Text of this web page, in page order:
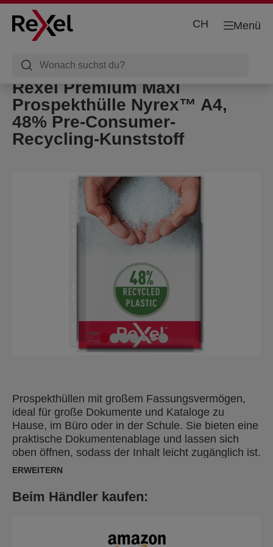
Menü
CH
Rexel Premium Maxi
Prospekthülle Nyrex™ A4,
48% Pre-Consumer-
Recycling-Kunststoff
Prospekthüllen mit großem Fassungsvermögen,
ideal für große Dokumente und Kataloge zu
Hause, im Büro oder in der Schule. Sie bieten eine
praktische Dokumentenablage und lassen sich
oben öffnen, sodass der Inhalt leicht zugänglich ist.
Sie verfügen über ein Daumenloch für den
universellen, mehrfach gelochten 11-Loch-
Blatt A4-Papier und immer wieder verwendbar. Das
ERWEITERN
Beim Händler kaufen: